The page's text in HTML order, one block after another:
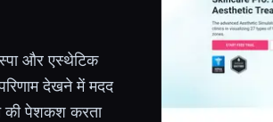
और एस्थेटिक
देखने में मदद
की पेशकश करता